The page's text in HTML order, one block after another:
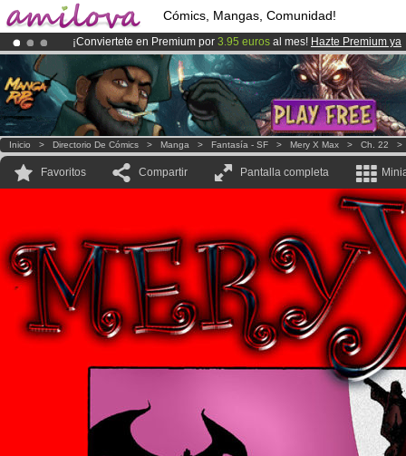
Cómics, Mangas, Comunidad!
¡Conviertete en Premium por 3.95 euros al mes! Hazte Premium ya
¡Ya tenemos 134393miembrosy 1208Cómics y Mangas!.
El Kickstarter Amilova está desormado lanzado!.
Inicio > Directorio De Cómics > Manga > Fantasía - SF > Mery X Max > Ch. 22
Favoritos Compartir Pantalla completa